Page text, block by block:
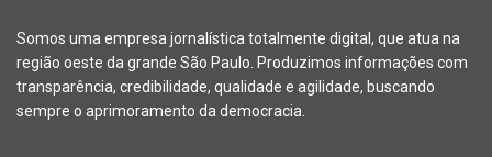
Somos uma empresa jornalística totalmente digital, que atua na
região oeste da grande São Paulo. Produzimos informações com
transparência, credibilidade, qualidade e agilidade, buscando
sempre o aprimoramento da democracia.